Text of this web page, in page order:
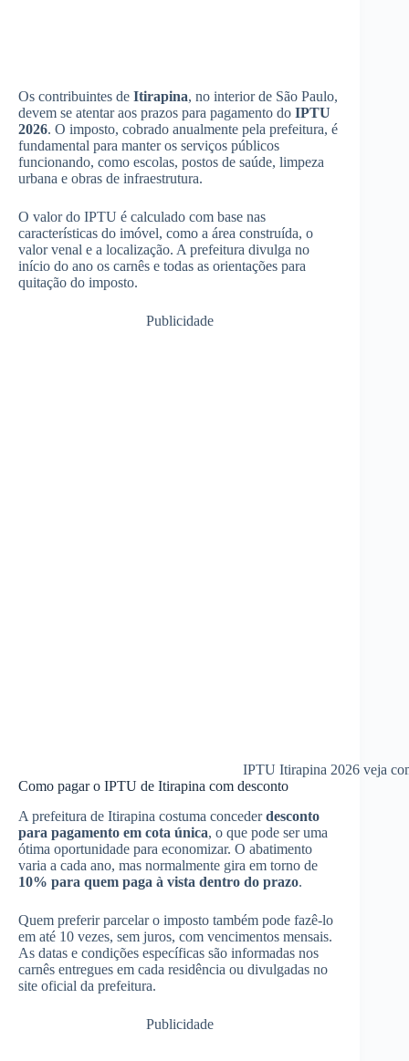
Os contribuintes de Itirapina, no interior de São Paulo,
devem se atentar aos prazos para pagamento do IPTU
2026. O imposto, cobrado anualmente pela prefeitura, é
fundamental para manter os serviços públicos
funcionando, como escolas, postos de saúde, limpeza
urbana e obras de infraestrutura.
O valor do IPTU é calculado com base nas
características do imóvel, como a área construída, o
valor venal e a localização. A prefeitura divulga no
início do ano os carnês e todas as orientações para
quitação do imposto.
Publicidade
IPTU Itirapina 2026 veja
Como pagar o IPTU de Itirapina com desconto
A prefeitura de Itirapina costuma concederdesconto
para pagamento em cota única, o que pode ser uma
ótima oportunidade para economizar. O abatimento
varia a cada ano, mas normalmente gira em torno de
10% para quem paga à vista dentro do prazo.
Quem preferir parcelar o imposto também pode fazê-lo
em até 10 vezes, sem juros, com vencimentos mensais.
As datas e condições específicas são informadas nos
carnês entregues em cada residência ou divulgadas no
site oficial da prefeitura.
Publicidade